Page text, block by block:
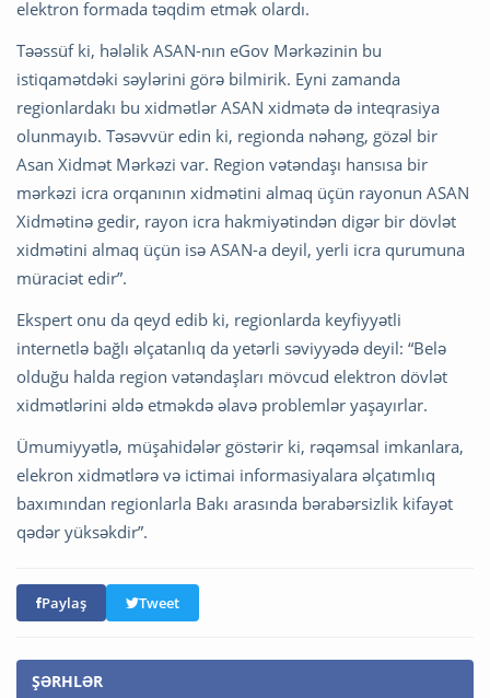
elektron formada təqdim etmək olardı.
Təəssüf ki, hələlik ASAN-nın eGov Mərkəzinin bu
istiqamətdəki səylərini görə bilmirik. Eyni zamanda
regionlardakı bu xidmətlər ASAN xidmətə də inteqrasiya
olunmayıb. Təsəvvür edin ki, regionda nəhəng, gözəl bir
Asan Xidmət Mərkəzi var. Region vətəndaşı hansısa bir
mərkəzi icra orqanının xidmətini almaq üçün rayonun ASAN
Xidmətinə gedir, rayon icra hakmiyətindən digər bir dövlət
xidmətini almaq üçün isə ASAN-a deyil, yerli icra qurumuna
müraciət edir”.
Ekspert onu da qeyd edib ki, regionlarda keyfiyyətli
internetlə bağlı əlçatanlıq da yetərli səviyyədə deyil: “Belə
olduğu halda region vətəndaşları mövcud elektron dövlət
xidmətlərini əldə etməkdə əlavə problemlər yaşayırlar.
Ümumiyyətlə, müşahidələr göstərir ki, rəqəmsal imkanlara,
elekron xidmətlərə və ictimai informasiyalara əlçatımlıq
baxımından regionlarla Bakı arasında bərabərsizlik kifayət
qədər yüksəkdir”.
Paylaş Tweet
ŞƏRHLƏR